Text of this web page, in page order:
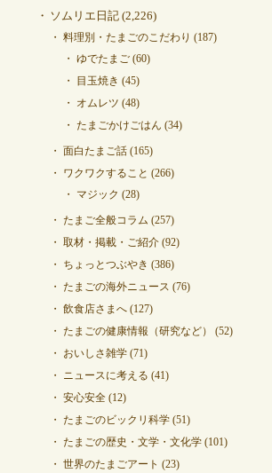
ソムリエ日記(2,226)
料理別・たまごのこだわり (187)
ゆでたまご(60)
目玉焼き (45)
オムレツ (48)
たまごかけごはん (34)
面白たまご話(165)
ワクワクすること (266)
マジック (28)
たまご全般コラム (257)
取材・掲載・ご紹介(92)
ちょっとつぶやき (386)
たまごの海外ニュース (76)
飲食店さまへ(127)
たまごの健康情報（研究など）
(52)
おいしさ雑学(71)
ニュースに考える (41)
安心安全(12)
たまごのビックリ科学(51)
たまごの歴史・文学・文化学(101)
世界のたまごアート (23)